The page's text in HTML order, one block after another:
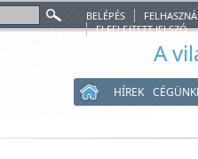
BELÉPÉS
ELFELEJTETT JELSZÓ
A
HÍREK